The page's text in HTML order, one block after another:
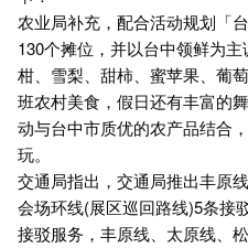
农业局补充，配合活动规划「
130个摊位，并以台中领鲜为
柑、雪梨、甜柿、蜜苹果、葡
班农村美食，假日还有丰富的
动与台中市质优的农产品结合
玩。
交通局指出，交通局推出丰原
会场环线(展区巡回路线)5条接
接驳服务，丰原线、太原线、